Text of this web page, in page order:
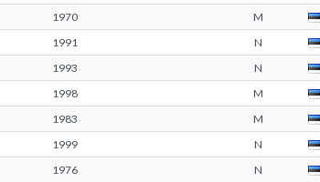
1970 M
1991 N
1993 N
1998 M
1983 M
1999 N
1976 N